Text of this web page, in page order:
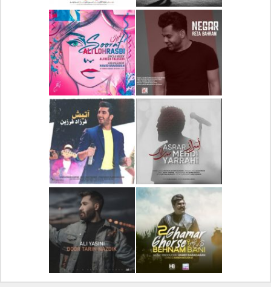
دانلود آلبوم جدید سیروان
خسروی بنام مونولوگ
دانلود آهنگ جدید علیرضا
قربانی بنام خیال خوش
دانلود آهنگ جدید رضا
بهرام بنام نگار
دانلود آهنگ جدید علی
لهراسبی بنام صورت
دانلود آهنگ جدید مهدی
یراحی بنام اسرار
دانلود آهنگ جدید فرزاد
فرزین بنام آتیش